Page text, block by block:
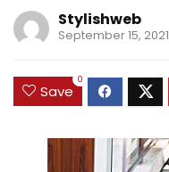
Stylishweb
September 15, 2021
Save
0